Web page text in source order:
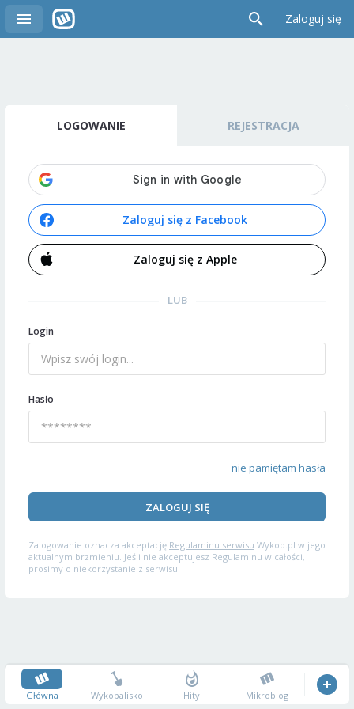
Zaloguj się
LOGOWANIE REJESTRACJA
Zaloguj się z Facebook
Zaloguj się z Apple
LUB
Login
Hasło
nie pamiętam hasła
ZALOGUJ SIĘ
Zalogowanie oznacza akceptację Regulaminu serwisu Wykop.pl w jego
aktualnym brzmieniu. Jeśli nie akceptujesz Regulaminu w całości,
prosimy o niekorzystanie z serwisu.
Główna Wykopalisko Hity Mikroblog